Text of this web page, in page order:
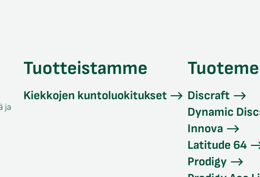
ja
Tuotteistamme
Kiekkojen kuntoluokitukset
Discraft
Dynamic
Innova
Latitude 64
Prodigy